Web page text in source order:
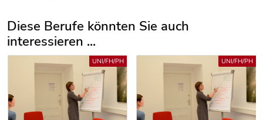
Diese Berufe könnten Sie auch
interessieren ...
Uber weitere Berufsvorschläge
UNI/FH/PH UNI/FH/PH